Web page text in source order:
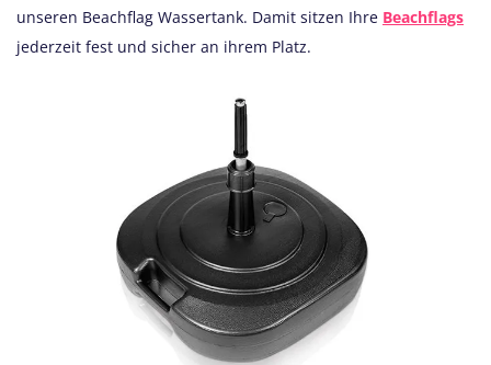
unseren Beachflag Wassertank. Damit sitzen Ihre Beachflags
jederzeit fest und sicher an ihrem Platz.